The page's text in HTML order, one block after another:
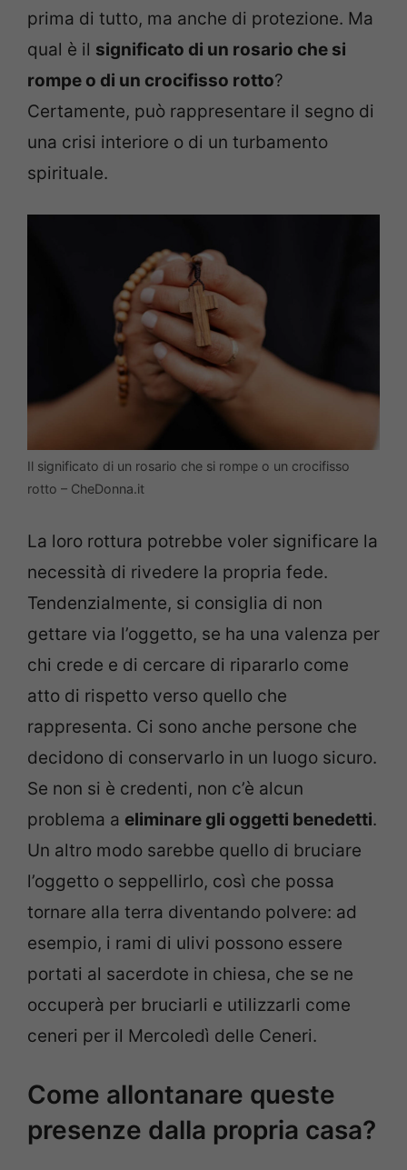
prima di tutto, ma anche di protezione. Ma
qual è il significato di un rosario che si
rompe o di un crocifisso rotto?
Certamente, può rappresentare il segno di
una crisi interiore o di un turbamento
spirituale.
Il significato di un rosario che si rompe o un crocifisso
rotto – CheDonna.it
La loro rottura potrebbe voler significare la
necessità di rivedere la propria fede.
Tendenzialmente, si consiglia di non
gettare via l’oggetto, se ha una valenza per
chi crede e di cercare di ripararlo come
atto di rispetto verso quello che
rappresenta. Ci sono anche persone che
decidono di conservarlo in un luogo sicuro.
Se non si è credenti, non c’è alcun
problema a eliminare gli oggetti benedetti.
Un altro modo sarebbe quello di bruciare
l’oggetto o seppellirlo, così che possa
tornare alla terra diventando polvere: ad
esempio, i rami di ulivi possono essere
portati al sacerdote in chiesa, che se ne
occuperà per bruciarli e utilizzarli come
ceneri per il Mercoledì delle Ceneri.
Come allontanare queste
presenze dalla propria casa?